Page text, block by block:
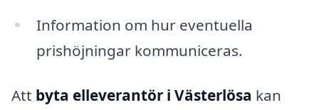
Information om hur eventuella
prishöjningar kommuniceras.
Att byta elleverantör i Västerlösa kan